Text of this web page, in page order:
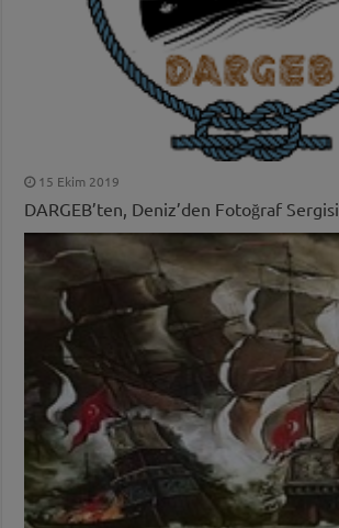
15 Ekim 2019
DARGEB’ten, Deniz’den Fotoğraf Sergisi